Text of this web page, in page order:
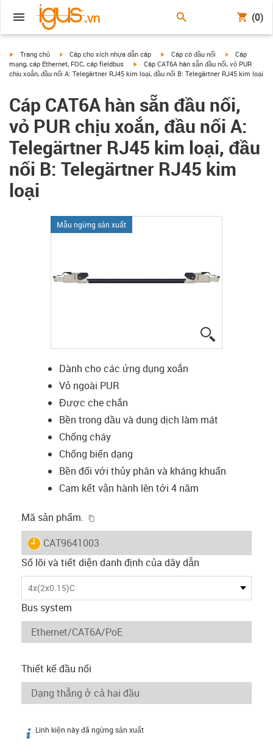
(0)
igus-icon-arrow-right
Trang chủ igus-icon-arrow-right
Cáp cho xích nhựa dẫn cáp igus-icon-arrow-right
Cáp có đầu nối igus-icon-
Cáp
mạng, cáp Ethernet, FOC, cáp fieldbus
igus-icon-arrow-right
Cáp CAT6A hàn sẵn đầu nối, vỏ PUR
chịu xoắn, đầu nối A: Telegärtner RJ45 kim loại, đầu nối B: Telegärtner RJ45 kim loại
Cáp CAT6A hàn sẵn đầu nối,
vỏ PUR chịu xoắn, đầu nối A:
Telegärtner RJ45 kim loại, đầu
nối B: Telegärtner RJ45 kim
loại
Mẫu ngừng sản xuất
Dành cho các ứng dụng xoắn
Vỏ ngoài PUR
Được che chắn
Bền trong dầu và dung dịch làm mát
Chống cháy
Chống biến dạng
Bền đối với thủy phân và kháng khuẩn
Cam kết vận hành lên tới 4 năm
Mã sản phẩm.
igus-icon-lieferzeit
CAT9641003
Số lõi và tiết diện danh định của dây dẫn
4x(2x0.15)C
Bus system
Thiết kế đầu nối
igus-icon-info
Linh kiện này đã ngừng sản xuất